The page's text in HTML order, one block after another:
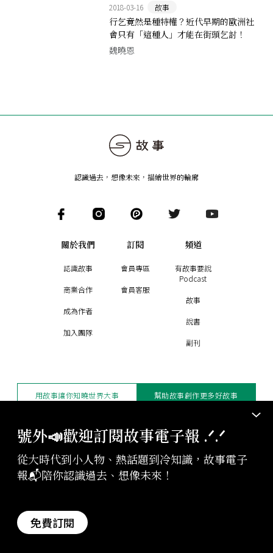
2018-03-16 故事
行乞竟然是種特權？近代早期的歐洲社
會只有「這種人」才能在街頭乞討！
魏曉恩
號外📣歡迎訂閱故事電子報 .ᐟ‪‪.ᐟ
從大時代到小人物、熱話題到冷知識，故事電子
報📬陪你認識過去、想像未來！
免費訂閱
認識過去，想像未來 ， 描繪世界的輪廓
關於我們
認識故事
商業合作
成為作者
加入團隊
訂閱
會員專區
會員客服
頻道
有故事要說
Podcast
故事
說書
副刊
版權聲明與轉載規範
授權與合作：contact@storystudio.tw
StoryStudio Inc. All Rights Reserved.
用故事讓你知曉世界大事 幫助故事創作更多好故事